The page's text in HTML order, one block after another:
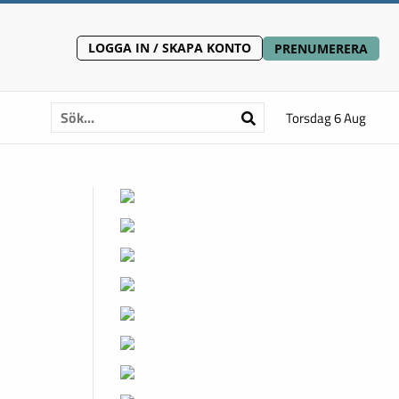
LOGGA IN / SKAPA KONTO PRENUMERERA
Torsdag 6 Aug